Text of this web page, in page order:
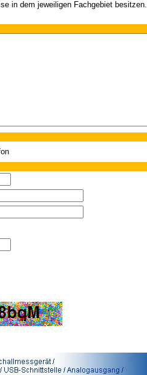
in dem jeweiligen Fachgebiet besitzen.